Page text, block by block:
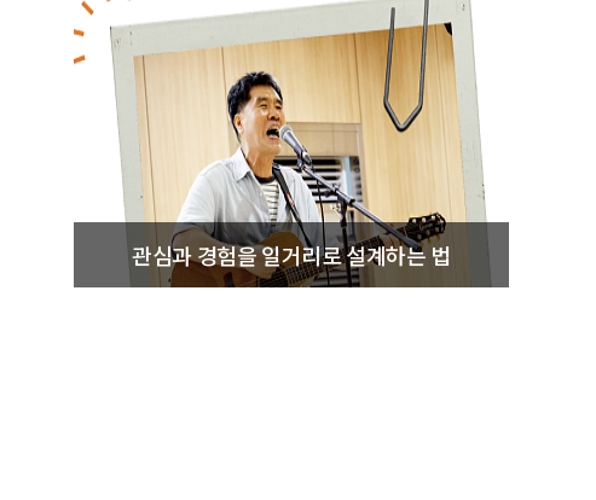
관심과 경험을 일거리로 설계하는 법